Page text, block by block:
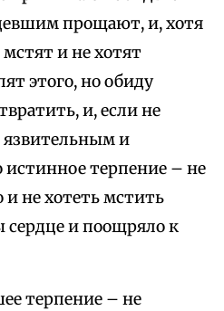
прощают, и, хотя
и не хотят
этого, но обиду
и, если не
язвительным и
терпение – не
и не хотеть мстить
серд­це и поощряло к
терпение – не